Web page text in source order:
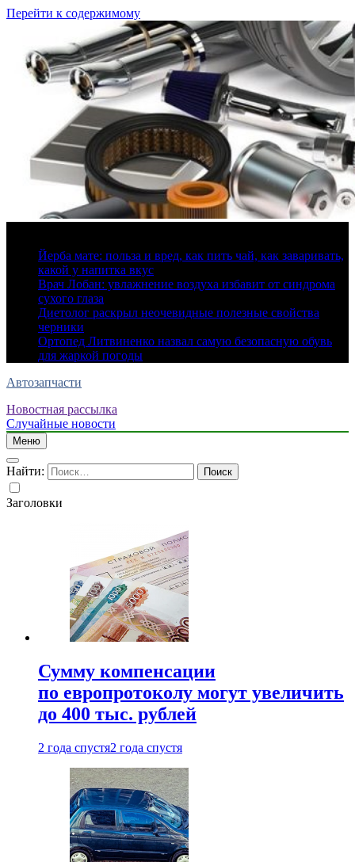
Перейти к содержимому
Йерба мате: польза и вред, как пить чай, как заваривать,
какой у напитка вкус
Врач Лобан: увлажнение воздуха избавит от синдрома
сухого глаза
Диетолог раскрыл неочевидные полезные свойства
черники
Ортопед Литвиненко назвал самую безопасную обувь
для жаркой погоды
Автозапчасти
Новостная рассылка
Случайные новости
Меню
Найти:
Заголовки
Сумму компенсации
по европротоколу могут увеличить
до 400 тыс. рублей
2 года спустя2 года спустя